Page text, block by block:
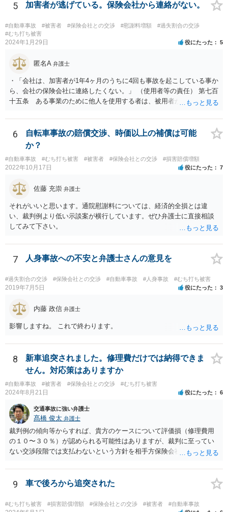
5 加害者が逃げている。保険会社から連絡がない。
#自動車事故 #被害者 #保険会社との交渉 #慰謝料増額
#過失割合の交渉
#むち打ち被害
2024年1月29日 役にたった 5
匿名A 弁護士
・「会社は、加害者が1年4ヶ月のうちに4回も事故を起こしている事か
ら、会社の保険会社に連絡したくない。」 （使用者等の責任） 第七百
十五条 ある事業のために他人を使用する者は、被用者がその事業の
用者が被用者の選任及びその事業の監督について相当の注意をしたと
き、又は相当の注意をしても損害が生ずべきであったときは、この限
りでない。 会社側の言い分に付き合わず、会社側への請求をお考えな
さったほうがよろしいかもしれません。加害ドライバーの任意保険が
本件に使えるか、使おうとするかが定かではありませんので。「1年4
ヶ月のうちに4回も事故」の事実は、会社から加害ドライバーへの責任
転嫁のような発言ですが、上記ただし書との関連で言えば、会社側が
「相当の注意」をしていなかった証左でしょう。 今後の対応ですが、
事故証明書を速やかに取得すべきです。 病院で治療を受ける際、第三
者行為による傷病届を出す必要があります。 最終的にどこまで認めら
れるかという問題はありますが、事故後に事故に関連した支出に関し
6
自転車事故の賠償交渉、時価以上の補償は可能
か？
#自動車事故 #むち打ち被害 #被害者 #保険会社との交渉 #損害賠償増額
2022年10月17日 役にたった 7
佐藤 充崇 弁護士
それがいいと思います。通院慰謝料については、経済的全損とは違
い、裁判例より低い示談案が横行しています。ぜひ弁護士に直接相談
してみて下さい。
7 人身事故への不安と弁護士さんの意見を
#過失割合の交渉 #保険会社との交渉 #自動車事故 #人身事故 #むち打ち被害
2019年7月5日 役にたった 3
内藤 政信 弁護士
影響しますね。 これで終わります。
8
新車追突されました。修理費だけでは納得できま
せん。対応策はありますか
#自動車事故 #被害者 #保険会社との交渉 #むち打ち被害
2024年8月21日 役にたった 6
交通事故に強い弁護士
髙橋 俊太 弁護士
裁判例の傾向等からすれば、貴方のケースについて評価損（修理費用
の１０〜３０％）が認められる可能性はありますが、裁判に至ってい
ない交渉段階では支払わないという方針を相手方保険会社が貫く可能
9 車で後ろから追突された
#むち打ち被害 #損害賠償増額 #保険会社との交渉 #被害者 #自動車事故